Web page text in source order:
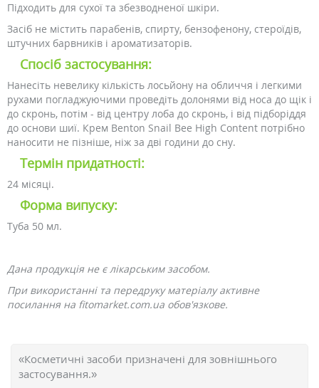
Підходить для сухої та збезводненої шкіри.
Засіб не містить парабенів, спирту, бензофенону, стероїдів,
штучних барвників і ароматизаторів.
Спосіб застосування:
Нанесіть невелику кількість лосьйону на обличчя і легкими
рухами погладжуючими проведіть долонями від носа до щік і
до скронь, потім - від центру лоба до скронь, і від підборіддя
до основи шиї. Крем Benton Snail Bee High Content потрібно
наносити не пізніше, ніж за дві години до сну.
Термін придатності:
24 місяці.
Форма випуску:
Туба 50 мл.
Дана продукція не є лікарським засобом.
При використанні та передруку матеріалу активне
посилання на fitomarket.com.ua обов'язкове.
«Косметичні засоби призначені для зовнішнього
застосування.»